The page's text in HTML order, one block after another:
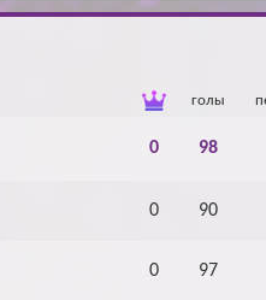
голы
0 98
0 90
0 97